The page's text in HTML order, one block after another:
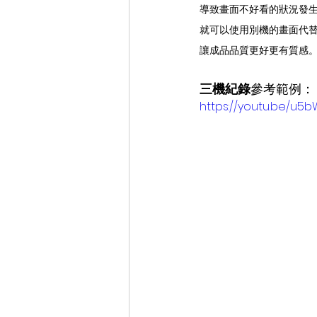
導致畫面不好看的狀況發
就可以使用別機的畫面代替
讓成品品質更好更有質感。
三機紀錄參考範例：
https://youtu.be/